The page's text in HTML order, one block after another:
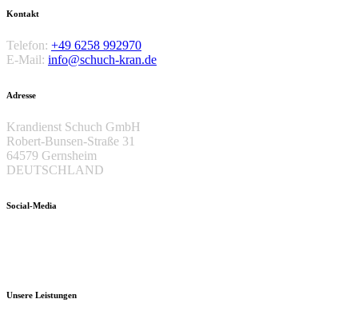
Kontakt
Telefon: +49 6258 992970
E-Mail: info@schuch-kran.de
Adresse
Krandienst Schuch GmbH
Robert-Bunsen-Straße 31
64579 Gernsheim
DEUTSCHLAND
Social-Media
Unsere Leistungen